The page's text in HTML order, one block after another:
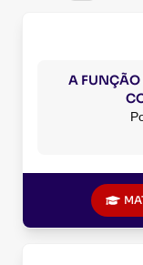
A FUNÇÃO